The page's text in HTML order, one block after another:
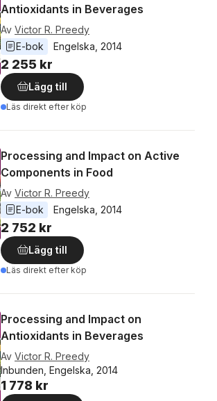
Antioxidants in Beverages
Av Victor R. Preedy
E-bok
Engelska 2014
2 255 kr
Lägg till
Läs direkt efter köp
Processing and Impact on Active
Components in Food
Av Victor R. Preedy
E-bok
Engelska 2014
2 752 kr
Lägg till
Läs direkt efter köp
Processing and Impact on
Antioxidants in Beverages
Av Victor R. Preedy
Inbunden, Engelska, 2014
1 778 kr